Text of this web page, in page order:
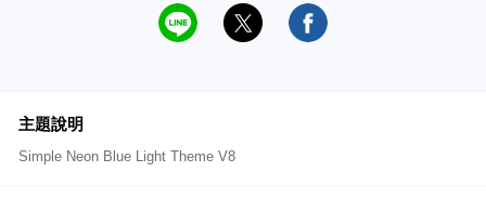
主題說明
Simple Neon Blue Light Theme V8